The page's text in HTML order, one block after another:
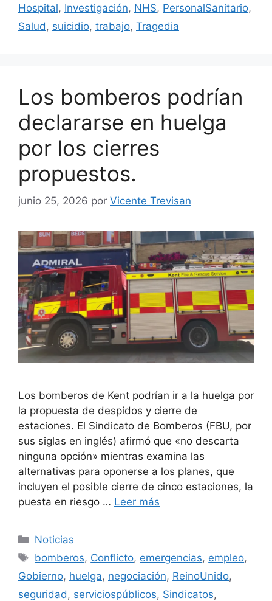
Hospital, Investigación, NHS, PersonalSanitario,
Salud, suicidio, trabajo, Tragedia
Los bomberos podrían
declararse en huelga
por los cierres
propuestos.
junio 25, 2026 por Vicente Trevisan
Los bomberos de Kent podrían ir a la huelga por
la propuesta de despidos y cierre de
estaciones. El Sindicato de Bomberos (FBU, por
sus siglas en inglés) afirmó que «no descarta
ninguna opción» mientras examina las
alternativas para oponerse a los planes, que
incluyen el posible cierre de cinco estaciones, la
puesta en riesgo … Leer más
Categorías
Noticias
Etiquetas
bomberos, Conflicto, emergencias, empleo,
Gobierno, huelga, negociación, ReinoUnido,
seguridad , serviciospúblicos, Sindicatos,